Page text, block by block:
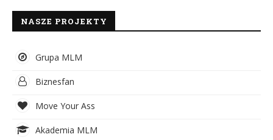
NASZE PROJEKTY
Grupa MLM
Biznesfan
Move Your Ass
Akademia MLM